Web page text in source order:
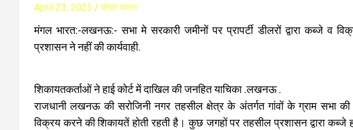
April 23, 2025 मंगल भारत
मंगल भारत:-लखनऊ:- सभा मे सरकारी जमीनों पर प्रापर्टी डीलरों द्वारा कब्जे व
प्रशासन ने नहीं की कार्यवाही.
शिकायतकर्ताओं ने हाई कोर्ट में दाखिल की जनहित याचिका .लखनऊ .
राजधानी लखनऊ की सरोजिनी नगर तहसील क्षेत्र के अंतर्गत गांवों के ग्राम सभा की
विक्रय करने की शिकायतें होती रहती है। कुछ जगहों पर तहसील प्रशासन द्वारा कब्जे